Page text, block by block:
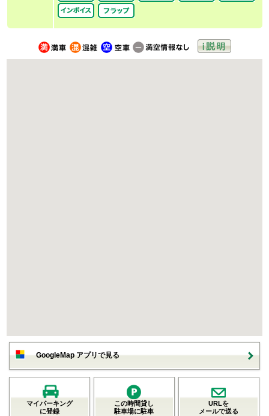
GoogleMap アプリで見る
マイパーキング
に登録
この時間貸し
駐車場に駐車
URLを
メールで送る